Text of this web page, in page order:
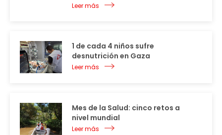
Leer más
1 de cada 4 niños sufre
desnutrición en Gaza
Leer más
Mes de la Salud: cinco retos a
nivel mundial
Leer más